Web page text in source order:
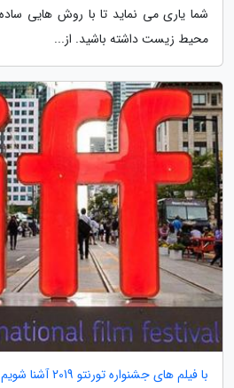
شما یاری می نماید تا با روش هایی
محیط زیست داشته باشید. از...
با فیلم های جشنواره تورنتو 2019 آشنا شویم